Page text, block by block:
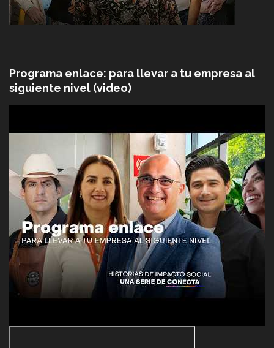
Programa enlace: para llevar a tu empresa al
siguiente nivel (video)